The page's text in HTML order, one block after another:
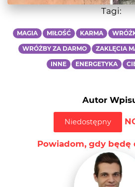
Tagi:
MAGIA MIŁOŚĆ KARMA
WRÓŻBY ZA DARMO ZAKLĘCIA
INNE ENERGETYKA
Autor
Niedostępny
Powiadom, gdy będę